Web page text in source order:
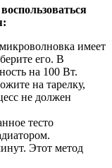
имеет
его. В
на 100 Вт.
на тарелку,
не должен
тесто
Этот метод